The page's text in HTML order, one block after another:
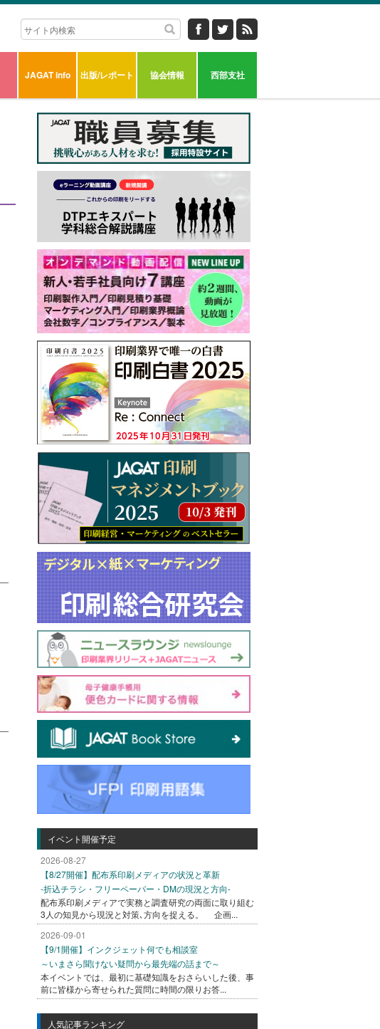
JAGAT info 出版/レポート 協会情報 西部支社
イベント開催予定
2026-08-27
【8/27開催】配布系印刷メディアの状況と革新
-折込チラシ・フリーペーパー・DMの現況と方向-
配布系印刷メディアで実務と調査研究の両面に取り組む
3人の知見から現況と対策､方向を捉える。 企画...
2026-09-01
【9/1開催】インクジェット何でも相談室
～いまさら聞けない疑問から最先端の話まで～
本イベントでは、最初に基礎知識をおさらいした後、事
前に皆様から寄せられた質問に時間の限りお答...
人気記事ランキング